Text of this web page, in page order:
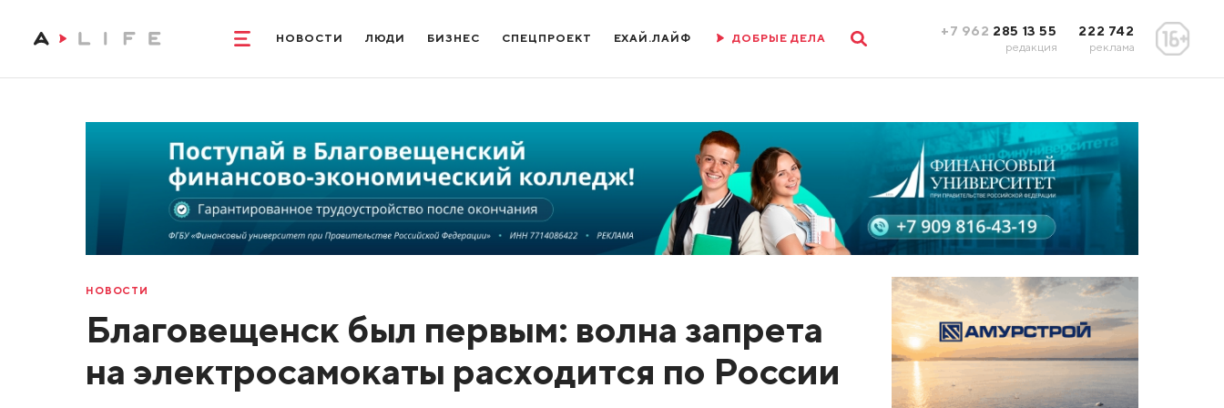
НОВОСТИ ЛЮДИ БИЗНЕС СПЕЦПРОЕКТ ЕХАЙ.ЛАЙФ ДОБРЫЕ ДЕЛА +7 962 285 13 55
редакция
222 742
реклама
НОВОСТИ
Благовещенск был первым: волна запрета
на электросамокаты расходится по России